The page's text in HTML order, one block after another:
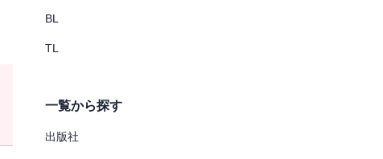
BL
TL
一覧から探す
出版社